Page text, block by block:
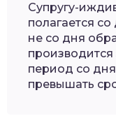
Супругу-
полагается
не со дня
период со
превышать